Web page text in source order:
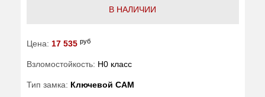
В НАЛИЧИИ
Цена: 17 535 руб
Взломостойкость: H0 класс
Тип замка: Ключевой САМ